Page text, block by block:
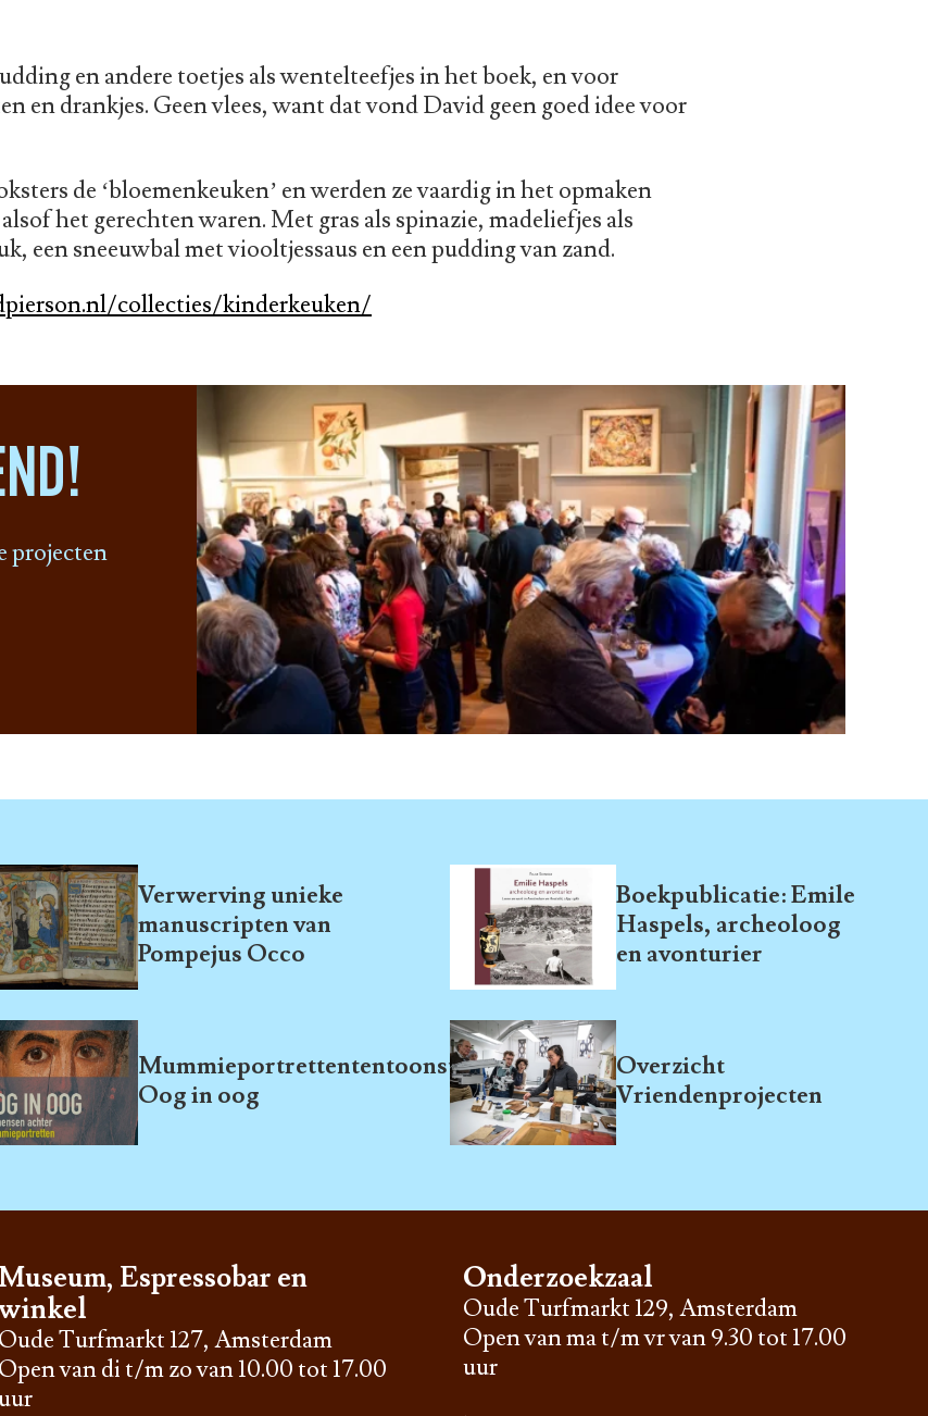
en andere toetjes als wentelteefjes in het boek, en voor
en drankjes. Geen vlees, want dat vond David geen goed idee voor
de ‘bloemenkeuken’ en werden ze vaardig in het opmaken
het gerechten waren. Met gras als spinazie, madeliefjes als
een sneeuwbal met viooltjessaus en een pudding van zand.
collecties/kinderkeuken/
projecten
Verwerving unieke
manuscripten van
Pompejus Occo
Boekpublicatie: Emile
Haspels, archeoloog
en avonturier
Mummieportrettententoonstelling
Oog in oog
Overzicht
Vriendenprojecten
Espressobar en
Oude Turfmarkt 127, Amsterdam
Open van di t/m zo van 10.00 tot 17.00
Onderzoekzaal
Oude Turfmarkt 129, Amsterdam
Open van ma t/m vr van 9.30 tot 17.00
uur